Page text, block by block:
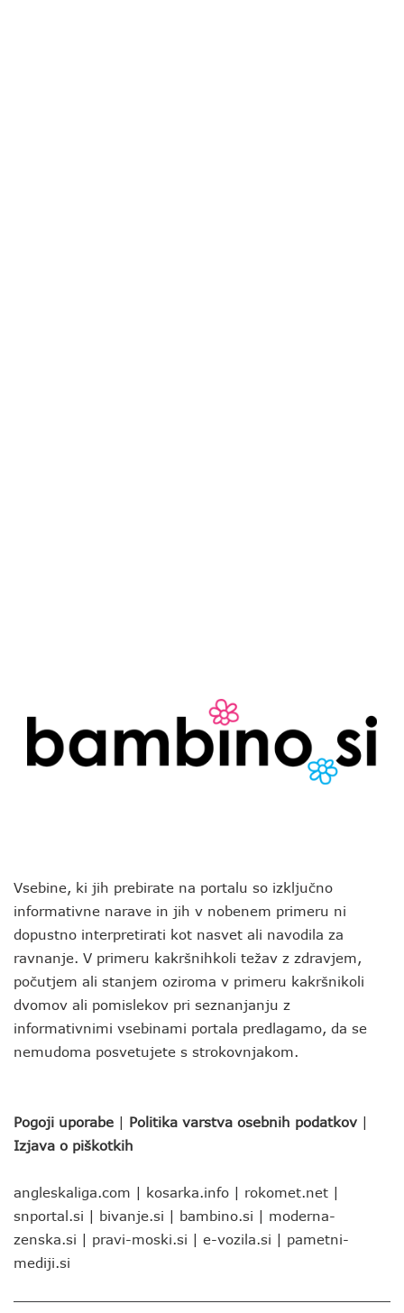
Vsebine, ki jih prebirate na portalu so izključno
informativne narave in jih v nobenem primeru ni
dopustno interpretirati kot nasvet ali navodila za
ravnanje. V primeru kakršnihkoli težav z zdravjem,
počutjem ali stanjem oziroma v primeru kakršnikoli
dvomov ali pomislekov pri seznanjanju z
informativnimi vsebinami portala predlagamo, da se
nemudoma posvetujete s strokovnjakom.
Pogoji uporabe | Politika varstva osebnih podatkov |
Izjava o piškotkih
angleskaliga.com | kosarka.info | rokomet.net |
snportal.si | bivanje.si | bambino.si | moderna-
zenska.si | pravi-moski.si | e-vozila.si | pametni-
mediji.si